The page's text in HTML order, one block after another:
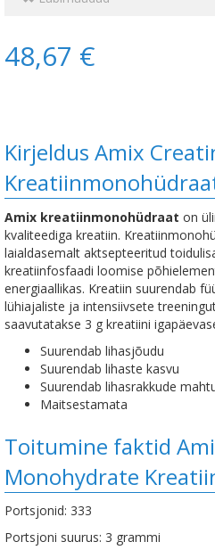
48,67 €
Kirjeldus Amix
Amix kreatiinmonohüdraat on
kvaliteediga kreatiin.
laialdasemalt aktsepteeritud
kreatiinfosfaadi loomise
energiaallikas. Kreatiin suurendab
lühiajaliste ja intensiivsete
saavutatakse 3 g kreatiini
Suurendab lihasjõudu
Suurendab lihaste kasvu
Suurendab lihasrakkude
Maitsestamata
Toitumine faktid
Monohydrate
Portsjonid: 333
Portsjoni suurus: 3 grammi